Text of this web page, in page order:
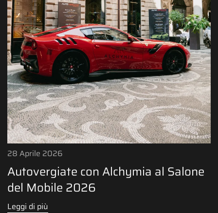
28 Aprile 2026
Autovergiate con Alchymia al Salone
del Mobile 2026
Leggi di più